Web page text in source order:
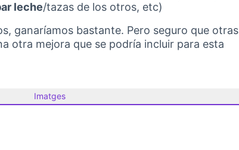
leche/tazas de los otros, etc)
ganaríamos bastante. Pero seguro que otras
otra mejora que se podría incluir para esta
Imatges